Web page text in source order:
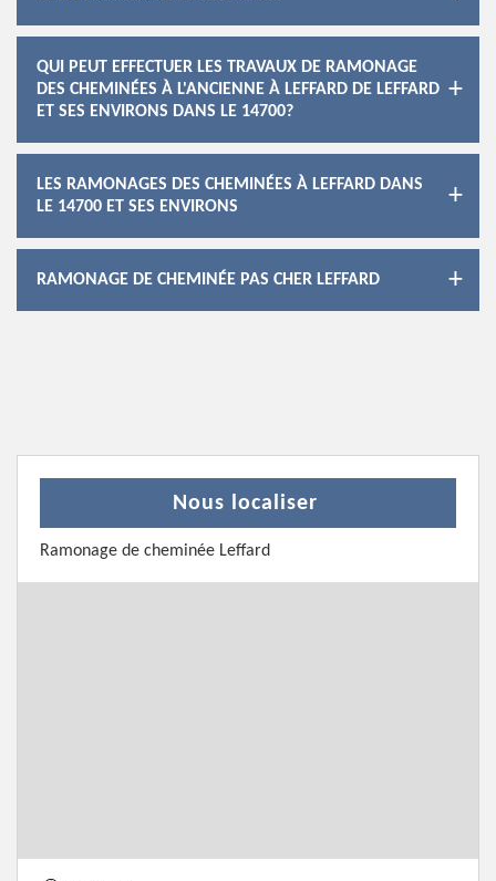
QUI PEUT EFFECTUER LES TRAVAUX DE RAMONAGE
DES CHEMINÉES À L'ANCIENNE À LEFFARD DE LEFFARD
ET SES ENVIRONS DANS LE 14700?
LES RAMONAGES DES CHEMINÉES À LEFFARD DANS
LE 14700 ET SES ENVIRONS
RAMONAGE DE CHEMINÉE PAS CHER LEFFARD
Nous localiser
Ramonage de cheminée Leffard